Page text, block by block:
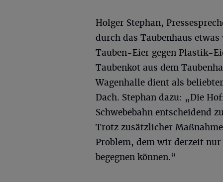
Holger Stephan,
durch das Taubenhaus
Tauben-Eier gegen Plastik-
Taubenkot aus dem
Wagenhalle dient als
Dach. Stephan dazu: „Die
Schwebebahn entscheidend
Trotz zusätzlicher
Problem, dem wir derzeit
begegnen können.“